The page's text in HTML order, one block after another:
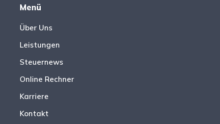
Menü
Über Uns
Leistungen
Steuernews
Online Rechner
Karriere
Kontakt